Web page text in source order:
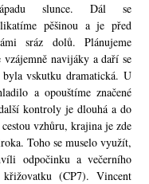
slunce. Dál se
pěšinou a je před
sráz dolů. Plánujeme
vzájemně navijáky a daří se
byla vskutku dramatická. U
a opouštíme značené
kontroly je dlouhá a do
vzhůru, krajina je zde
Toho se muselo využít,
odpočinku a večerního
(CP7). Vincent